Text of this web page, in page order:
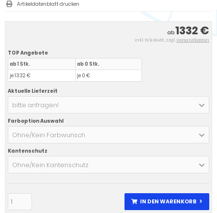
ab1332 €
inkl. 19 % MwSt. zzgl.Versandkosten
TOP Angebote
ab 1 Stk.
je 1332 €
ab 0 Stk.
je 0 €
Aktuelle Lieferzeit
bitte anfragen!
Farboption Auswahl
Ohne/Kein Farbwunsch
Kantenschutz
Ohne/Kein Kantenschutz
IN DEN WARENKORB
Artikeldatenblatt drucken